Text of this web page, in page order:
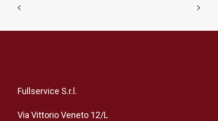
Fullservice S.r.l.
Via Vittorio Veneto 12/L